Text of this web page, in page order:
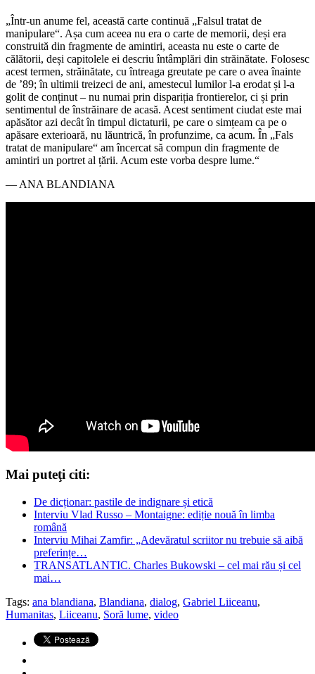
„Într-un anume fel, această carte continuă „Falsul tratat de
manipulare“. Așa cum aceea nu era o carte de memorii, deși era
construită din fragmente de amintiri, aceasta nu este o carte de
călătorii, deși capitolele ei descriu întâmplări din străinătate. Folosesc
acest termen, străinătate, cu întreaga greutate pe care o avea înainte
de ’89; în ultimii treizeci de ani, amestecul lumilor l-a erodat și l-a
golit de conținut – nu numai prin dispariția frontierelor, ci și prin
sentimentul de înstrăinare de acasă. Acest sentiment ciudat este mai
apăsător azi decât în timpul dictaturii, pe care o simțeam ca pe o
apăsare exterioară, nu lăuntrică, în profunzime, ca acum. În „Fals
tratat de manipulare“ am încercat să compun din fragmente de
amintiri un portret al țării. Acum este vorba despre lume.“
— ANA BLANDIANA
Mai puteţi citi:
De dicționar: pastile de indignare și etică
Interviu Vlad Russo – Montaigne: ediție nouă în limba
română
Interviu Mihai Zamfir: „Adevăratul scriitor nu trebuie să aibă
preferințe…
TRANSATLANTIC. Charles Bukowski – cel mai rău și cel
mai…
Tags: ana blandiana, Blandiana, dialog, Gabriel Liiceanu,
Humanitas, Liiceanu, Soră lume, video